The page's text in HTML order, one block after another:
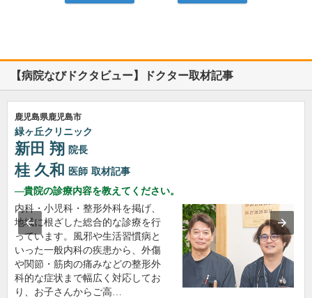
【病院なびドクタビュー】ドクター取材記事
鹿児島県鹿児島市
緑ヶ丘クリニック
新田 翔 院長
桂 久和 医師 取材記事
貴院の診療内容を教えてください。
内科・小児科・整形外科を掲げ、
地域に根ざした総合的な診療を行
っています。風邪や生活習慣病と
いった一般内科の疾患から、外傷
や関節・筋肉の痛みなどの整形外
科的な症状まで幅広く対応してお
り、お子さんからご高…